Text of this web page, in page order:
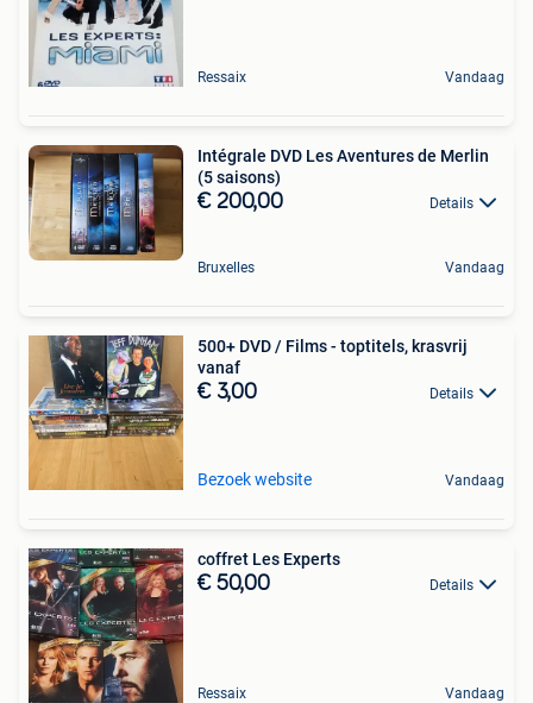
Ressaix Vandaag
Intégrale DVD Les Aventures de Merlin
(5 saisons)
€ 200,00 Details
Bruxelles Vandaag
500+ DVD / Films - toptitels, krasvrij
vanaf
€ 3,00 Details
Bezoek website Vandaag
coffret Les Experts
€ 50,00 Details
Ressaix Vandaag